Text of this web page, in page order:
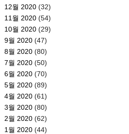
12월 2020(32)
11월 2020(54)
10월 2020(29)
9월 2020(47)
8월 2020(80)
7월 2020(50)
6월 2020(70)
5월 2020(89)
4월 2020(61)
3월 2020(80)
2월 2020(62)
1월 2020(44)